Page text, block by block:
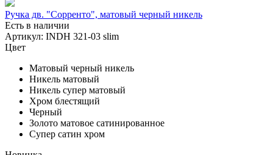
Ручка дв. "Сорренто", матовый черный никель
Есть в наличии
Артикул: INDH 321-03 slim
Цвет
Матовый черный никель
Никель матовый
Никель супер матовый
Хром блестящий
Черный
Золото матовое сатинированное
Супер сатин хром